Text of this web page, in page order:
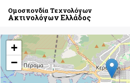
Ομοσπονδία Τεχνολόγων
Ακτινολόγων Ελλάδος
+
−